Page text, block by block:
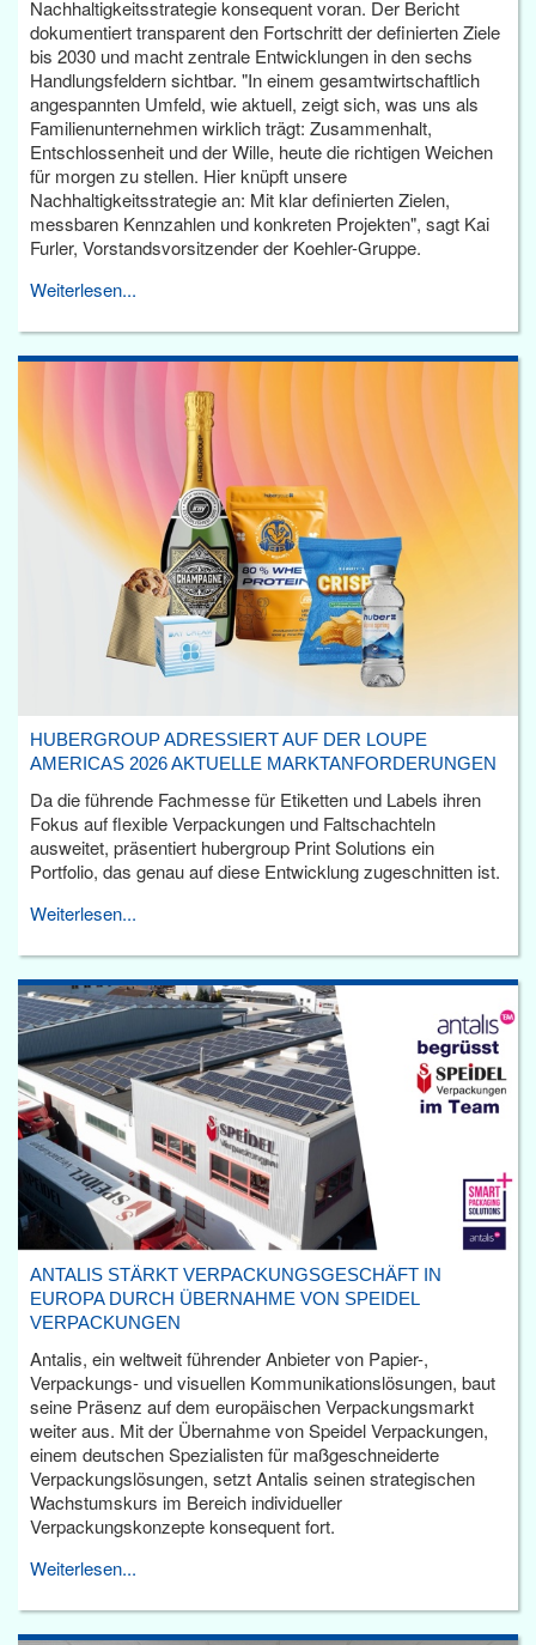
Nachhaltigkeitsstrategie konsequent voran. Der Bericht
dokumentiert transparent den Fortschritt der definierten Ziele
bis 2030 und macht zentrale Entwicklungen in den sechs
Handlungsfeldern sichtbar. "In einem gesamtwirtschaftlich
angespannten Umfeld, wie aktuell, zeigt sich, was uns als
Familienunternehmen wirklich trägt: Zusammenhalt,
Entschlossenheit und der Wille, heute die richtigen Weichen
für morgen zu stellen. Hier knüpft unsere
Nachhaltigkeitsstrategie an: Mit klar definierten Zielen,
messbaren Kennzahlen und konkreten Projekten", sagt Kai
Furler, Vorstandsvorsitzender der Koehler-Gruppe.
Weiterlesen...
HUBERGROUP ADRESSIERT AUF DER LOUPE
AMERICAS 2026 AKTUELLE MARKTANFORDERUNGEN
Da die führende Fachmesse für Etiketten und Labels ihren
Fokus auf flexible Verpackungen und Faltschachteln
ausweitet, präsentiert hubergroup Print Solutions ein
Portfolio, das genau auf diese Entwicklung zugeschnitten ist.
Weiterlesen...
ANTALIS STÄRKT VERPACKUNGSGESCHÄFT IN
EUROPA DURCH ÜBERNAHME VON SPEIDEL
VERPACKUNGEN
Antalis, ein weltweit führender Anbieter von Papier-,
Verpackungs- und visuellen Kommunikationslösungen, baut
seine Präsenz auf dem europäischen Verpackungsmarkt
weiter aus. Mit der Übernahme von Speidel Verpackungen,
einem deutschen Spezialisten für maßgeschneiderte
Verpackungslösungen, setzt Antalis seinen strategischen
Wachstumskurs im Bereich individueller
Verpackungskonzepte konsequent fort.
Weiterlesen...